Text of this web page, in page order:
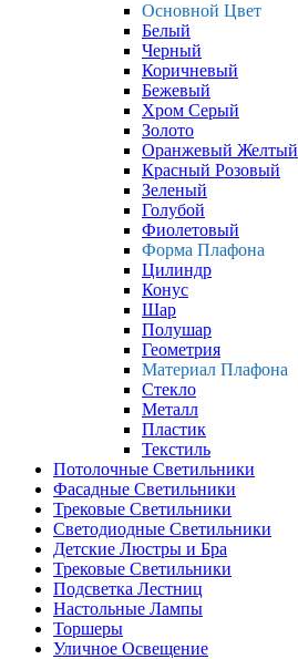
Основной Цвет
Белый
Черный
Коричневый
Бежевый
Хром Серый
Золото
Оранжевый Желтый
Красный Розовый
Зеленый
Голубой
Фиолетовый
Форма Плафона
Цилиндр
Конус
Шар
Полушар
Геометрия
Материал Плафона
Стекло
Металл
Пластик
Текстиль
Потолочные Светильники
Фасадные Светильники
Трековые Светильники
Светодиодные Светильники
Детские Люстры и Бра
Трековые Светильники
Подсветка Лестниц
Настольные Лампы
Торшеры
Уличное Освещение